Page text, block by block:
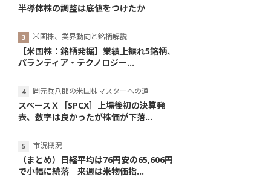
半導体株の調整は底値をつけたか
米国株、業界動向と銘柄解説
【米国株：銘柄発掘】業績上振れ5銘柄、
パランティア・テクノロジー...
岡元兵八郎の米国株マスターへの道
スペースＸ［SPCX］上場後初の決算発
表、数字は良かったが株価が下落...
市況概況
（まとめ）日経平均は76円安の65,606円
で小幅に続落 来週は米物価指...